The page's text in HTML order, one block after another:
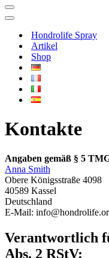
Navigations-
Menü
Navigations-
Hondrolife Spray
Artikel
Shop
Kontakte
Angaben gemäß § 5
Anna Smith
Obere Königsstraße 4098
40589 Kassel
Deutschland
E-Mail:
Verantwortlich
Abs. 2 RStV: